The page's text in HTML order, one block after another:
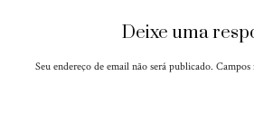
Deixe uma
Seu endereço de email não será publicado.